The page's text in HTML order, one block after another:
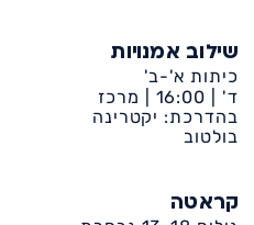
שילוב אמנויות
כיתות א'-ב'
ד' | 16:00 |
מרכז
קהילתי דיונה
בהדרכת: יקטרינה
בולטוב
קראטה